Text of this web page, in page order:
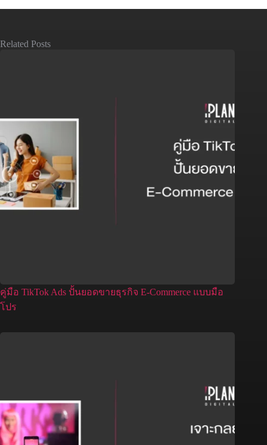
Related Posts
คู่มือ TikTok Ads ปั้นยอดขายธุรกิจ E-Commerce แบบมือ
โปร